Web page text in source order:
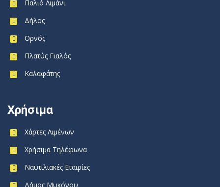
Παλιό Λιμάνι
Δήλος
Ορνός
Πλατύς Γιαλός
Καλαφάτης
Χρήσιμα
Χάρτες Λιμένων
Χρήσιμα Τηλέφωνα
Ναυτιλιακές Εταιρίες
Δήμος Μυκόνου